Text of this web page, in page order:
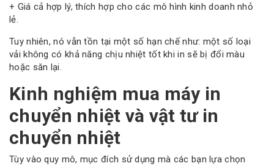
+ Giá cả hợp lý, thích hợp cho các mô hình kinh doanh nhỏ
lẻ.
Tuy nhiên, nó vẫn tồn tại một số hạn chế như: một số loại
vải không có khả năng chịu nhiệt tốt khi in sẽ bị đổi màu
hoặc săn lại.
Kinh nghiệm mua máy in
chuyển nhiệt và vật tư in
chuyển nhiệt
Tùy vào quy mô, mục đích sử dụng mà các bạn lựa chọn